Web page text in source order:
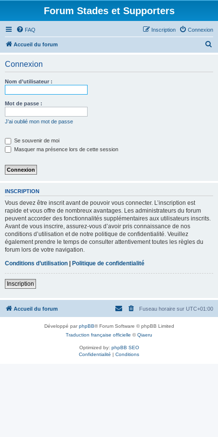
Forum Stades et Supporters
FAQ Connexion
Inscription
Accueil du forum
Connexion
Nom d’utilisateur :
Mot de passe :
J’ai oublié mon mot de passe
Se souvenir de moi
Masquer ma présence lors de cette session
INSCRIPTION
Vous devez être inscrit avant de pouvoir vous connecter. L’inscription est
rapide et vous offre de nombreux avantages. Les administrateurs du forum
peuvent accorder des fonctionnalités supplémentaires aux utilisateurs inscrits.
Avant de vous inscrire, assurez-vous d’avoir pris connaissance de nos
conditions d’utilisation et de notre politique de confidentialité. Veuillez
également prendre le temps de consulter attentivement toutes les règles du
forum lors de votre navigation.
Conditions d’utilisation | Politique de confidentialité
Inscription
Accueil du forum Fuseau horaire sur UTC+01:00
Développé parphpBB® Forum Software © phpBB Limited
Traduction française officielle ©Qiaeru
Optimized by: phpBB SEO
Confidentialité | Conditions